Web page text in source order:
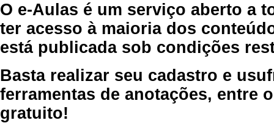
O e-Aulas é um serviço aberto a
ter acesso à maioria dos
está publicada sob condições
Basta realizar seu cadastro e
ferramentas de anotações, entre
gratuito!